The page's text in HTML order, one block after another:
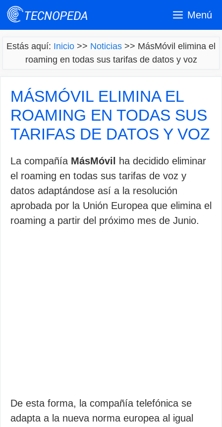
Saltar
Menú
Estás aquí: Inicio >> Noticias >> MásMóvil elimina el
roaming en todas sus tarifas de datos y voz
MÁSMÓVIL ELIMINA EL
ROAMING EN TODAS SUS
TARIFAS DE DATOS Y VOZ
La compañía MásMóvil
ha decidido eliminar
el roaming en todas sus tarifas de voz y
datos adaptándose así a la resolución
aprobada por la Unión Europea que elimina el
roaming a partir del próximo mes de Junio.
De esta forma, la compañía telefónica se
adapta a la nueva norma europea al igual